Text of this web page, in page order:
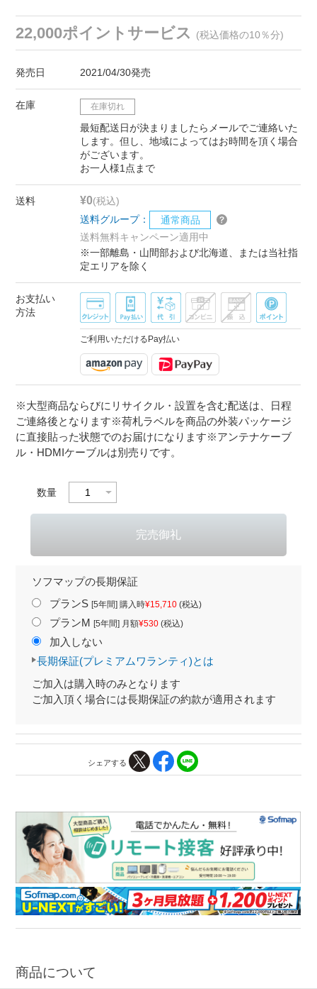
22,000ポイントサービス (税込価格の10％分)
発売日 2021/04/30発売
在庫 在庫切れ
最短配送日が決まりましたらメールでご連絡いた
します。但し、地域によってはお時間を頂く場合
がございます。
お一人様1点まで
送料 ¥0(税込)
送料グループ：
通常商品
送料無料キャンペーン適用中
※一部離島・山間部および北海道、または当社指
定エリアを除く
お支払い
方法
ご利用いただけるPay払い
※大型商品ならびにリサイクル・設置を含む配送は、日程
ご連絡後となります※荷札ラベルを商品の外装パッケージ
に直接貼った状態でのお届けになります※アンテナケーブ
ル・HDMIケーブルは別売りです。
数量
ソフマップの長期保証
プランS [5年間] 購入時¥15,710(税込)
プランM [5年間] 月額¥530(税込)
加入しない
長期保証(プレミアムワランティ)とは
ご加入は購入時のみとなります
ご加入頂く場合には長期保証の約款が適用されます
シェアする
商品について